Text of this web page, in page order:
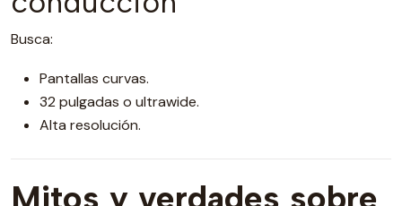
Busca:
Pantallas curvas.
32 pulgadas o ultrawide.
Alta resolución.
Mitos y verdades sobre